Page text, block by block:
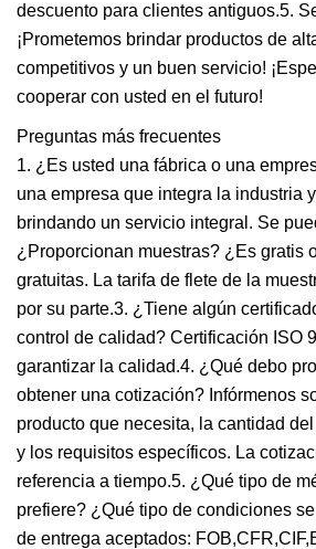
descuento para clientes antiguos.5.
¡Prometemos brindar productos de
competitivos y un buen servicio!
cooperar con usted en el futuro!
Preguntas más frecuentes
1. ¿Es usted una fábrica o una
una empresa que integra la industria
brindando un servicio integral. Se
¿Proporcionan muestras? ¿Es gratis
gratuitas. La tarifa de flete de la
por su parte.3. ¿Tiene algún
control de calidad? Certificación ISO
garantizar la calidad.4. ¿Qué debo
obtener una cotización? Infórmenos
producto que necesita, la cantidad
y los requisitos específicos. La
referencia a tiempo.5. ¿Qué tipo de
prefiere? ¿Qué tipo de condiciones
de entrega aceptados: